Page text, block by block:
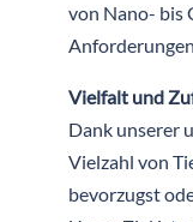
von Nano- bis
Vielfalt und
Dank unserer
Vielzahl von
bevorzugst